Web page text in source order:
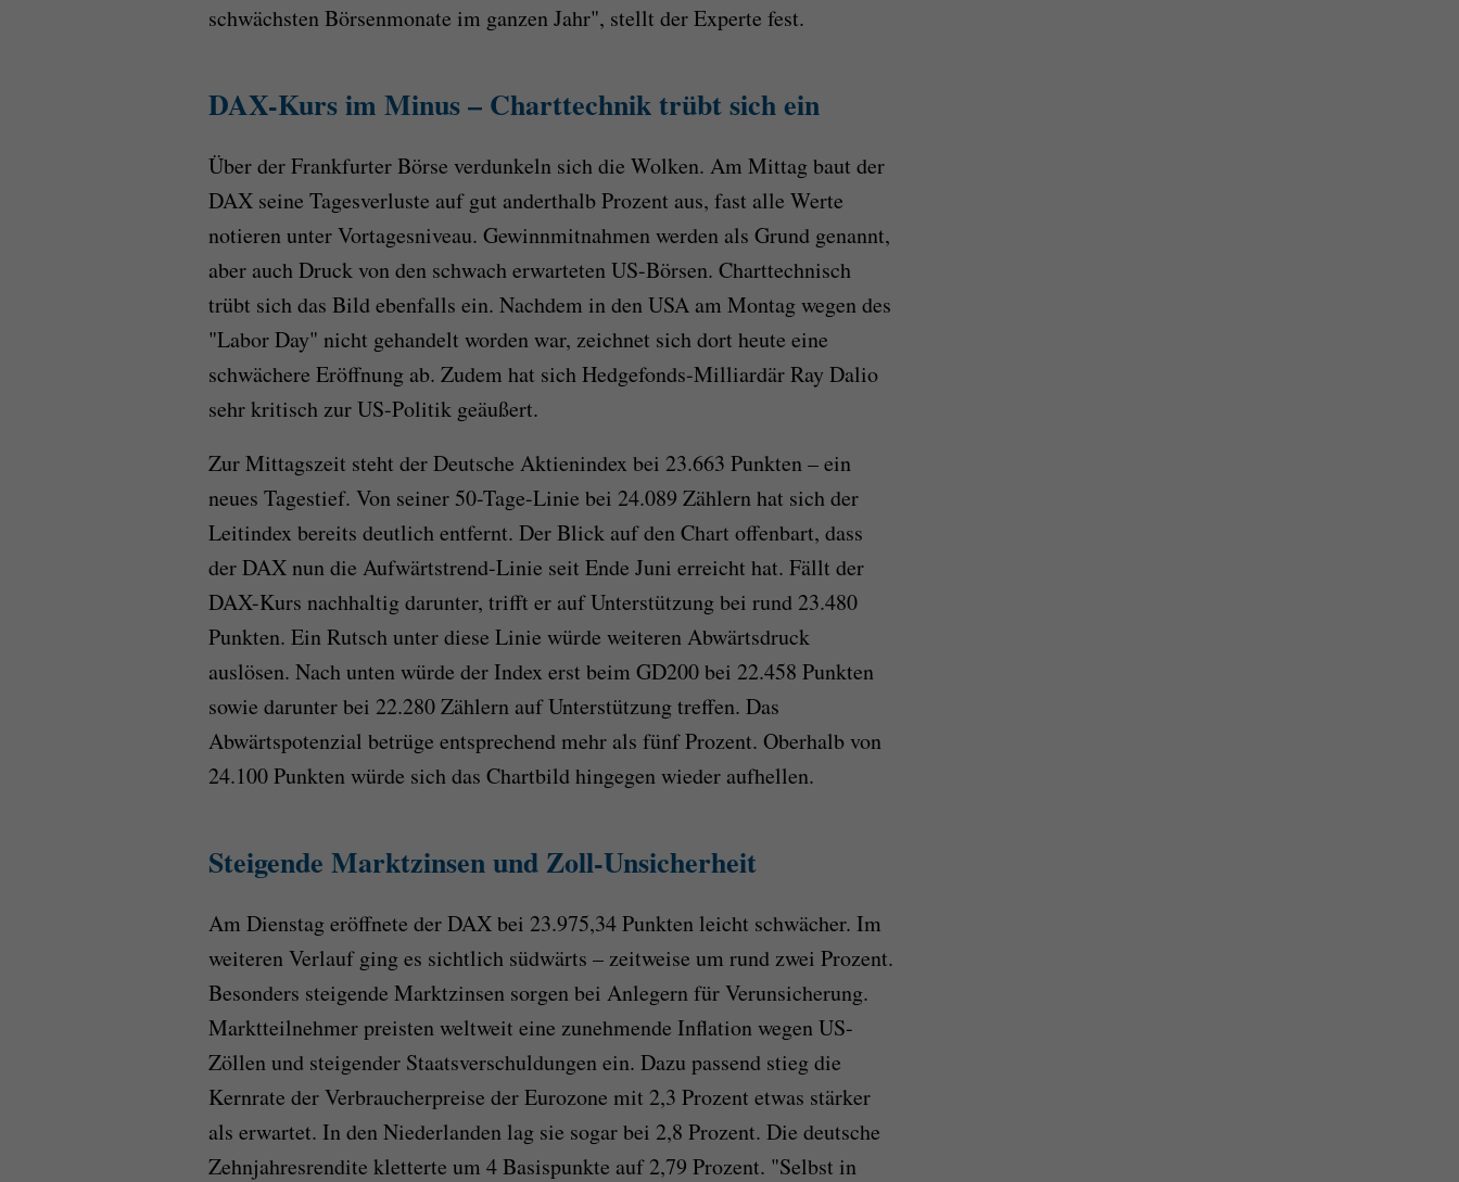
schwächsten Börsenmonate im ganzen Jahr", stellt der Experte fest.
DAX-Kurs im Minus – Charttechnik trübt sich ein
Über der Frankfurter Börse verdunkeln sich die Wolken. Am Mittag baut der
DAX seine Tagesverluste auf gut anderthalb Prozent aus, fast alle Werte
notieren unter Vortagesniveau. Gewinnmitnahmen werden als Grund genannt,
aber auch Druck von den schwach erwarteten US-Börsen. Charttechnisch
trübt sich das Bild ebenfalls ein. Nachdem in den USA am Montag wegen des
"Labor Day" nicht gehandelt worden war, zeichnet sich dort heute eine
schwächere Eröffnung ab. Zudem hat sich Hedgefonds-Milliardär Ray Dalio
sehr kritisch zur US-Politik geäußert.
Zur Mittagszeit steht der Deutsche Aktienindex bei 23.663 Punkten – ein
neues Tagestief. Von seiner 50-Tage-Linie bei 24.089 Zählern hat sich der
Leitindex bereits deutlich entfernt. Der Blick auf den Chart offenbart, dass
der DAX nun die Aufwärtstrend-Linie seit Ende Juni erreicht hat. Fällt der
DAX-Kurs nachhaltig darunter, trifft er auf Unterstützung bei rund 23.480
Punkten. Ein Rutsch unter diese Linie würde weiteren Abwärtsdruck
auslösen. Nach unten würde der Index erst beim GD200 bei 22.458 Punkten
sowie darunter bei 22.280 Zählern auf Unterstützung treffen. Das
Abwärtspotenzial betrüge entsprechend mehr als fünf Prozent. Oberhalb von
24.100 Punkten würde sich das Chartbild hingegen wieder aufhellen.
Steigende Marktzinsen und Zoll-Unsicherheit
Am Dienstag eröffnete der DAX bei 23.975,34 Punkten leicht schwächer. Im
weiteren Verlauf ging es sichtlich südwärts – zeitweise um rund zwei Prozent.
Besonders steigende Marktzinsen sorgen bei Anlegern für Verunsicherung.
Marktteilnehmer preisten weltweit eine zunehmende Inflation wegen US-
Zöllen und steigender Staatsverschuldungen ein. Dazu passend stieg die
Kernrate der Verbraucherpreise der Eurozone mit 2,3 Prozent etwas stärker
als erwartet. In den Niederlanden lag sie sogar bei 2,8 Prozent. Die deutsche
Zehnjahresrendite kletterte um 4 Basispunkte auf 2,79 Prozent. "Selbst in